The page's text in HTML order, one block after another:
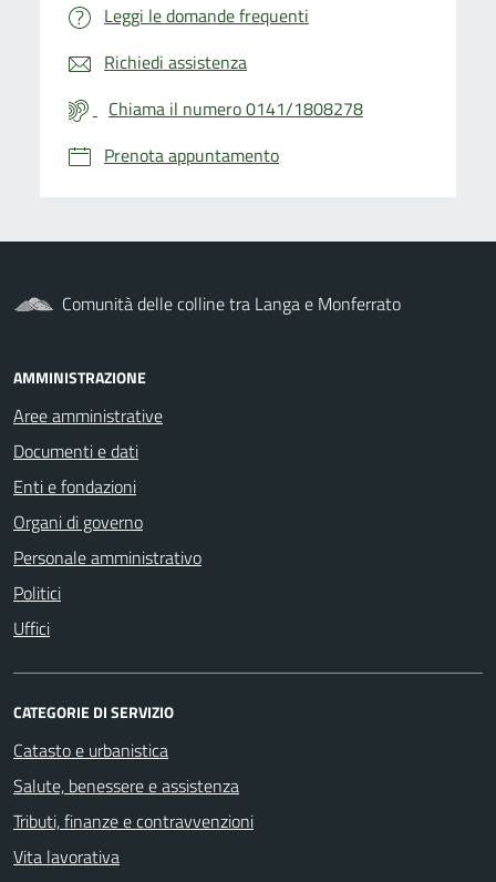
Leggi le domande frequenti
Richiedi assistenza
Chiama il numero 0141/1808278
Prenota appuntamento
Comunità delle colline tra Langa e Monferrato
AMMINISTRAZIONE
Aree amministrative
Documenti e dati
Enti e fondazioni
Organi di governo
Personale amministrativo
Politici
Uffici
CATEGORIE DI SERVIZIO
Catasto e urbanistica
Salute, benessere e assistenza
Tributi, finanze e contravvenzioni
Vita lavorativa